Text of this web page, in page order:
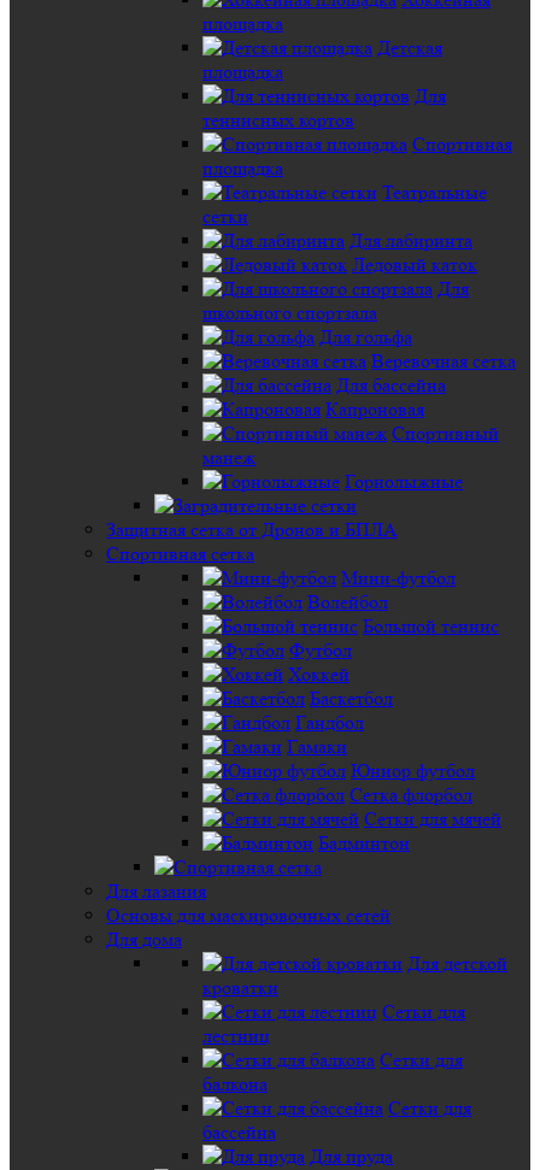
площадка
Детская
площадка
Для
теннисных кортов
Спортивная
площадка
Театральные
сетки
Для лабиринта
Ледовый каток
Для
школьного спортзала
Для гольфа
Веревочная сетка
Для бассейна
Капроновая
Спортивный
манеж
Горнолыжные
Защитная сетка от Дронов и БПЛА
Спортивная сетка
Мини-футбол
Волейбол
Большой теннис
Футбол
Хоккей
Баскетбол
Гандбол
Гамаки
Юниор футбол
Сетка флорбол
Сетки для мячей
Бадминтон
Для лазания
Основы для маскировочных сетей
Для дома
Для детской
кроватки
Сетки для
лестниц
Сетки для
балкона
Сетки для
бассейна
Для пруда